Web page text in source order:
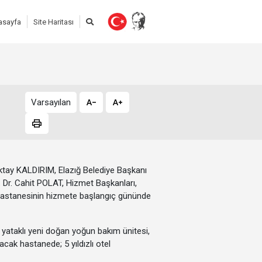
Site Haritası
Varsayılan
KALDIRIM, Elazığ Belediye Başkanı
Cahit POLAT, Hizmet Başkanları,
hizmete başlangıç gününde
yeni doğan yoğun bakım ünitesi,
hastanede; 5 yıldızlı otel